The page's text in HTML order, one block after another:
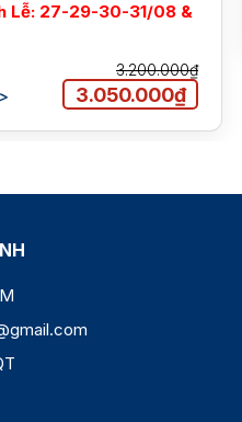
Lễ: 27-29-30-31/08 &
3.200.000₫
3.050.000₫